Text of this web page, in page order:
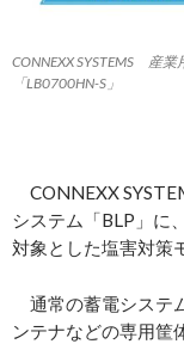
CONNEXX SYSTEMS 産
「LB0700HN-S」
CONNEXX
システム「BLP」に
対象とした塩害対策
通常の蓄電システ
ンテナなどの専用筐